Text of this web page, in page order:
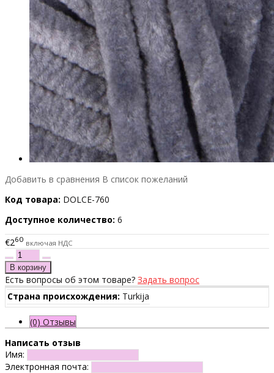
Добавить в сравнения В список пожеланий
Код товара: DOLCE-760
Доступное количество: 6
€260 включая НДС
Есть вопросы об этом товаре? Задать вопрос
Страна происхождения: Turkija
(0) Отзывы
Написать отзыв
Имя:
Электронная почта: